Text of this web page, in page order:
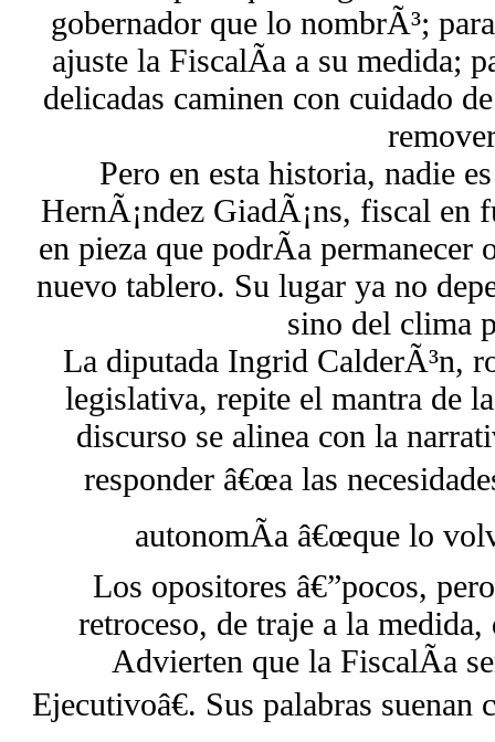
gobernador que lo nombrÃ³;
ajuste la FiscalÃ­a a su medida;
delicadas caminen con cuidado
Pero en esta historia, nadie
HernÃ¡ndez GiadÃ¡ns, fiscal en
en pieza que podrÃ­a permanecer
nuevo tablero. Su lugar ya no
sino del clima
La diputada Ingrid CalderÃ³n,
legislativa, repite el mantra de
discurso se alinea con la
responder â€œa las
autonomÃ­a â€œque lo
Los opositores â€”pocos,
retroceso, de traje a la
Advierten que la FiscalÃ­a
Ejecutivoâ€. Sus palabras